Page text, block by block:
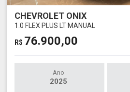
CHEVROLET ONIX
1.0 FLEX PLUS LT MANUAL
R$ 76.900,00
Ano
2025